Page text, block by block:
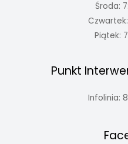
Środa:
Piątek:
Punkt
Infolinia: